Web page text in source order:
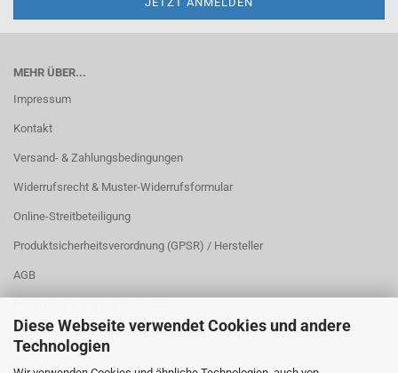
Diese Webseite verwendet Cookies und andere
Technologien
MEHR ÜBER...
Impressum
Kontakt
Versand- & Zahlungsbedingungen
Widerrufsrecht & Muster-Widerrufsformular
Online-Streitbeteiligung
Produktsicherheitsverordnung (GPSR) / Hersteller
AGB
Cookie Einstellungen